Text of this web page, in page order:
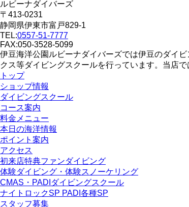
ルビーナダイバーズ
〒413-0231
静岡県伊東市富戸829-1
TEL:0557-51-7777
FAX:050-3528-5099
伊豆海洋公園ルビーナダイバーズでは伊豆のダイ
クス等ダイビングスクールを行っています。当店
トップ
ショップ情報
ダイビングスクール
コース案内
料金メニュー
本日の海洋情報
ポイント案内
アクセス
初来店特典ファンダイビング
体験ダイビング・体験スノーケリング
CMAS・PADIダイビングスクール
ナイトロックSP PADI各種SP
スタッフ募集